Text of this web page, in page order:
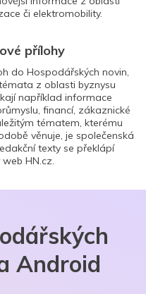
či elektromobility.
přílohy
do Hospodářských novin,
z oblasti byznysu
například informace
financí, zákaznické
tématem, kterému
věnuje, je společenská
texty se překlápí
HN.cz.
Android